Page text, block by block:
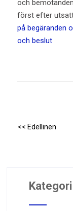
och
först efter
på begäranden
och beslut
<< Edellinen
Kategori